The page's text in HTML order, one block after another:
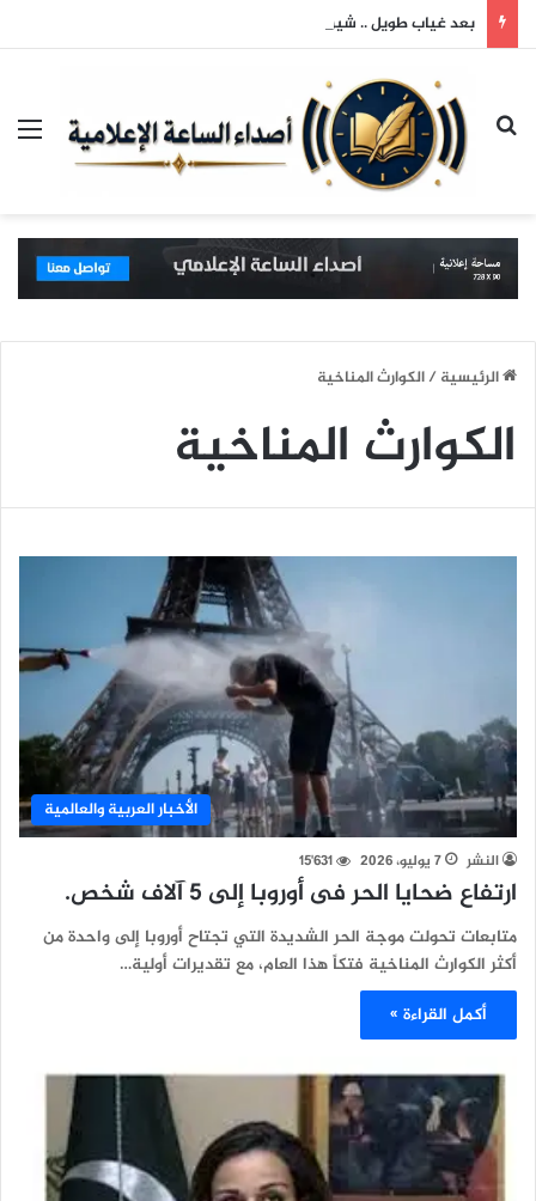
بحث عن
الرئيسية/الكوارث المناخية
الكوارث المناخية
الأخبار العربية والعالمية
النشر 7 يوليو، 2026 15٬631
ارتفاع ضحايا الحر فى أوروبا إلى 5 آلاف شخص.
متابعات تحولت موجة الحر الشديدة التي تجتاح أوروبا إلى واحدة من
أكثر الكوارث المناخية فتكاً هذا العام، مع تقديرات أولية…
أكمل القراءة »